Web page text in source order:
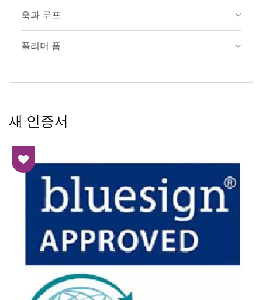
훅과 루프
폴리머 폼
새 인증서